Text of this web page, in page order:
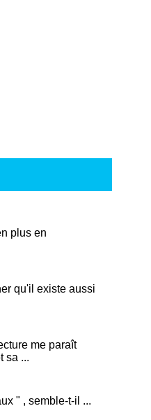
plus en
qu'il existe aussi
me paraît
sa ...
" , semble-t-il ...